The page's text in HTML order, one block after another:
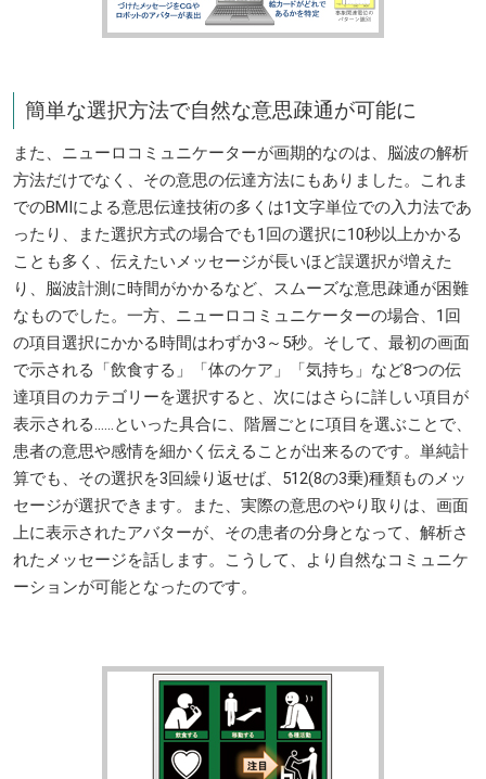
簡単な選択方法で自然な意思疎通が可能に
また、ニューロコミュニケーターが画期的なのは、脳波の解析
方法だけでなく、その意思の伝達方法にもありました。これま
でのBMIによる意思伝達技術の多くは1文字単位での入力法であ
ったり、また選択方式の場合でも1回の選択に10秒以上かかる
ことも多く、伝えたいメッセージが長いほど誤選択が増えた
り、脳波計測に時間がかかるなど、スムーズな意思疎通が困難
なものでした。一方、ニューロコミュニケーターの場合、1回
の項目選択にかかる時間はわずか3～5秒。そして、最初の画面
で示される「飲食する」「体のケア」「気持ち」など8つの伝
達項目のカテゴリーを選択すると、次にはさらに詳しい項目が
表示される……といった具合に、階層ごとに項目を選ぶことで、
患者の意思や感情を細かく伝えることが出来るのです。単純計
算でも、その選択を3回繰り返せば、512(8の3乗)種類ものメッ
セージが選択できます。また、実際の意思のやり取りは、画面
上に表示されたアバターが、その患者の分身となって、解析さ
れたメッセージを話します。こうして、より自然なコミュニケ
ーションが可能となったのです。